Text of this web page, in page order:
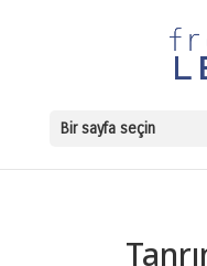
Bir sayfa seçin